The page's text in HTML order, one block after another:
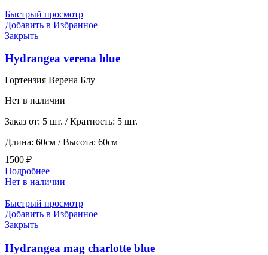
Быстрый просмотр
Добавить в Избранное
Закрыть
Hydrangea verena blue
Гортензия Верена Блу
Нет в наличии
Заказ от: 5 шт. / Кратность: 5 шт.
Длина: 60см / Высота: 60см
1500 ₽
Подробнее
Нет в наличии
Быстрый просмотр
Добавить в Избранное
Закрыть
Hydrangea mag charlotte blue